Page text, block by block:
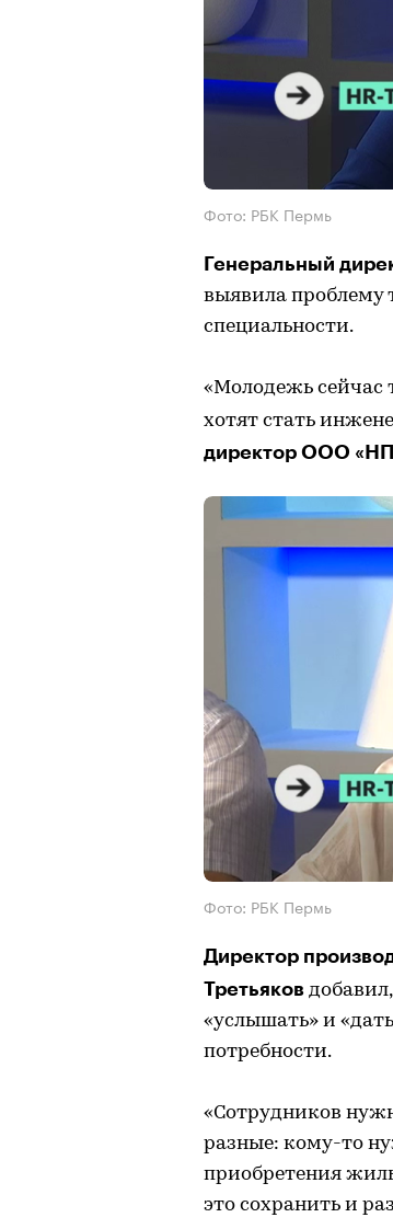
Фото: РБК Пермь
Генеральный
выявила проблему
специальности.
«Молодежь сейчас
хотят стать
директор ООО
Фото: РБК Пермь
Директор
Третьяков
«услышать» и
потребности.
«Сотрудников
разные: кому-то
приобретения
это сохранить и